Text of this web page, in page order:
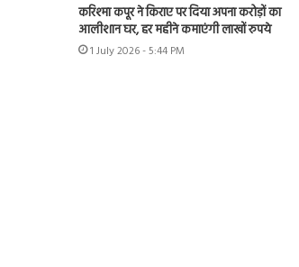
करिश्मा कपूर ने किराए पर दिया अपना करोड़ों का
आलीशान घर, हर महीने कमाएंगी लाखों रुपये
1 July 2026 - 5:44 PM